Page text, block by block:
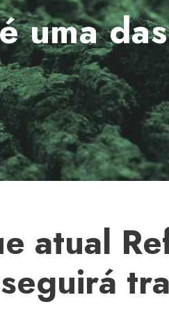
uma
atual